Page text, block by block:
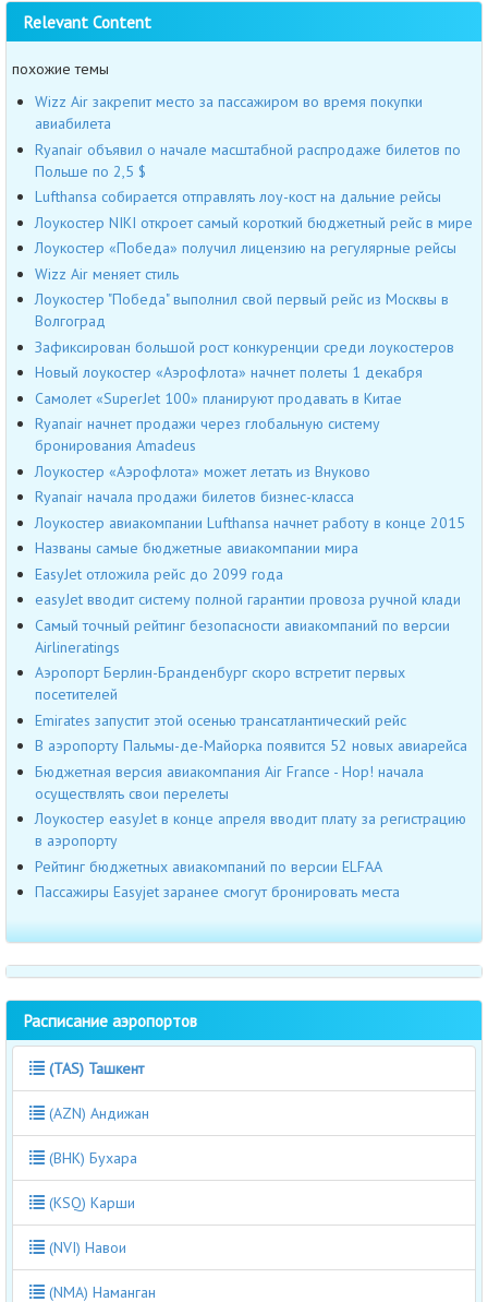
Relevant Content
похожие темы
Wizz Air закрепит место за пассажиром во время покупки
авиабилета
Ryanair объявил о начале масштабной распродаже билетов по
Польше по 2,5 $
Lufthansa собирается отправлять лоу-кост на дальние рейсы
Лоукостер NIKI откроет самый короткий бюджетный рейс в мире
Лоукостер «Победа» получил лицензию на регулярные рейсы
Wizz Air меняет стиль
Лоукостер "Победа" выполнил свой первый рейс из Москвы в
Волгоград
Зафиксирован большой рост конкуренции среди лоукостеров
Новый лоукостер «Аэрофлота» начнет полеты 1 декабря
Самолет «SuperJet 100» планируют продавать в Китае
Ryanair начнет продажи через глобальную систему
бронирования Amadeus
Лоукостер «Аэрофлота» может летать из Внуково
Ryanair начала продажи билетов бизнес-класса
Лоукостер авиакомпании Lufthansa начнет работу в конце 2015
Названы самые бюджетные авиакомпании мира
EasyJet отложила рейс до 2099 года
easyJet вводит систему полной гарантии провоза ручной клади
Самый точный рейтинг безопасности авиакомпаний по версии
Airlineratings
Аэропорт Берлин-Бранденбург скоро встретит первых
посетителей
Emirates запустит этой осенью трансатлантический рейс
В аэропорту Пальмы-де-Майорка появится 52 новых авиарейса
Бюджетная версия авиакомпания Air France - Hop! начала
осуществлять свои перелеты
Лоукостер easyJet в конце апреля вводит плату за регистрацию
в аэропорту
Рейтинг бюджетных авиакомпаний по версии ELFAA
Пассажиры Easyjet заранее смогут бронировать места
Расписание аэропортов
(TAS) Ташкент
(AZN) Андижан
(BHK) Бухара
(KSQ) Карши
(NVI) Навои
(NMA) Наманган